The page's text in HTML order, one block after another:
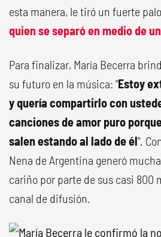
esta manera, le tiró un fuerte
quien se separó en medio de
Para finalizar, María Becerra
su futuro en la música: "Estoy
y quería compartirlo con
canciones de amor puro
salen estando al lado de él".
Nena de Argentina generó
cariño por parte de sus casi 800
canal de difusión.